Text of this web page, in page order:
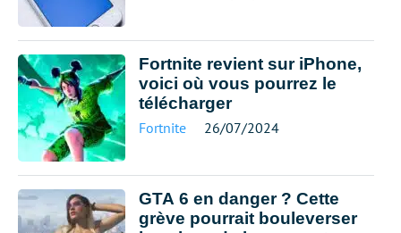
Fortnite revient sur iPhone,
voici où vous pourrez le
télécharger
Fortnite 26/07/2024
GTA 6 en danger ? Cette
grève pourrait bouleverser